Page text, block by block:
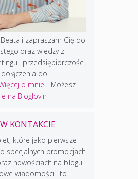
Beata i zapraszam Cię do
oraz wiedzy z
i przedsiębiorczości.
do
o mnie...
Możesz
na Bloglovin
KONTAKCIE
które jako pierwsze
specjalnych promocjach
nowościach na blogu.
wiadomości i to